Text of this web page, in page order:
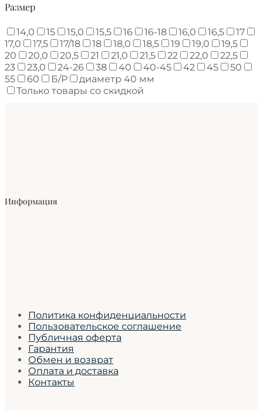
Размер
14,0 15 15,0 15,5 16 16-18 16,0 16,5
17
17,0
17,5 17/18 18 18,0 18,5 19 19,0
19,5
20
20,0 20,5 21 21,0 21,5 22 22,0
22,5
23
23,0 24-26 38 40 40-45 42 45
50
55
60 Б/Р
диаметр 40 мм
Только товары со скидкой
Информация
Политика конфиденциальности
Пользовательское соглашение
Публичная оферта
Гарантия
Обмен и возврат
Оплата и доставка
Контакты